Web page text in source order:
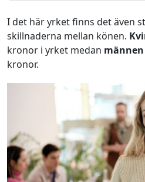
I det här yrket finns det även
skillnaderna mellan könen.
kronor i yrket medan männen
kronor.